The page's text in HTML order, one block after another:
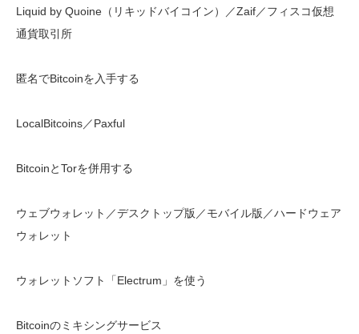
Liquid by Quoine（リキッドバイコイン）／Zaif／フィスコ仮想
通貨取引所
匿名でBitcoinを入手する
LocalBitcoins／Paxful
BitcoinとTorを併用する
ウェブウォレット／デスクトップ版／モバイル版／ハードウェア
ウォレット
ウォレットソフト「Electrum」を使う
Bitcoinのミキシングサービス